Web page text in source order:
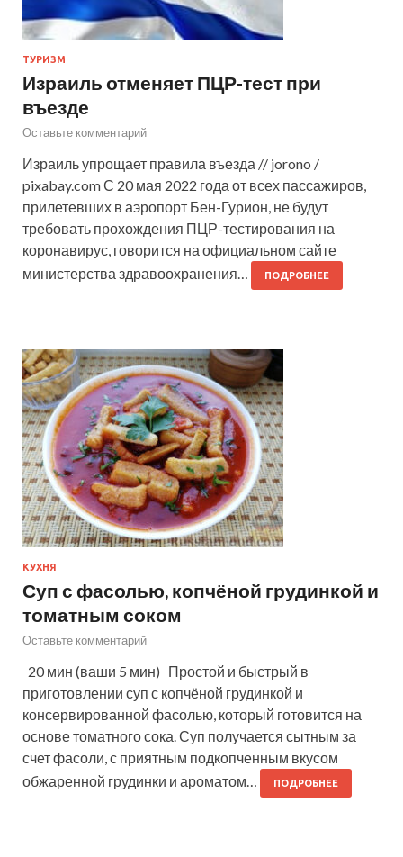
ТУРИЗМ
Израиль отменяет ПЦР-тест при
въезде
Оставьте комментарий
Израиль упрощает правила въезда // jorono /
pixabay.com С 20 мая 2022 года от всех пассажиров,
прилетевших в аэропорт Бен-Гурион, не будут
требовать прохождения ПЦР-тестирования на
коронавирус, говорится на официальном сайте
министерства здравоохранения…
ПОДРОБНЕЕ
КУХНЯ
Суп с фасолью, копчёной грудинкой и
томатным соком
Оставьте комментарий
20 мин (ваши 5 мин) Простой и быстрый в
приготовлении суп с копчёной грудинкой и
консервированной фасолью, который готовится на
основе томатного сока. Суп получается сытным за
счет фасоли, с приятным подкопченным вкусом
обжаренной грудинки и ароматом…
ПОДРОБНЕЕ